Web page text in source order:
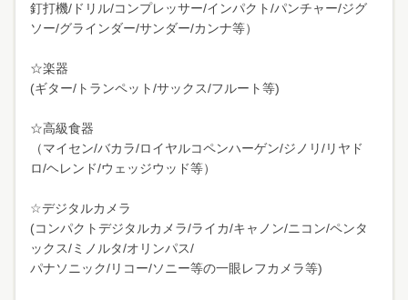
釘打機/ドリル/コンプレッサー/インパクト/パンチャー/ジグ
ソー/グラインダー/サンダー/カンナ等）
☆楽器
(ギター/トランペット/サックス/フルート等)
☆高級食器
（マイセン/バカラ/ロイヤルコペンハーゲン/ジノリ/リヤド
ロ/ヘレンド/ウェッジウッド等）
☆デジタルカメラ
(コンパクトデジタルカメラ/ライカ/キャノン/ニコン/ペンタ
ックス/ミノルタ/オリンパス/
パナソニック/リコー/ソニー等の一眼レフカメラ等)